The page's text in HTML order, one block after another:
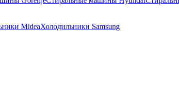
MideaХолодильники Samsung